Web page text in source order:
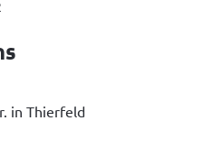
in Thierfeld